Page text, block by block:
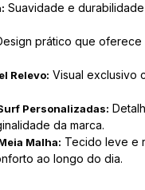
Suavidade e
prático que
Relevo: Visual exclusivo
Personalizadas:
da marca.
Malha: Tecido leve e
ao longo do dia.